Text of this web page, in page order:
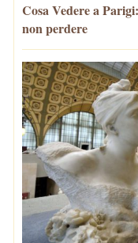
Cosa Vedere a
non perdere